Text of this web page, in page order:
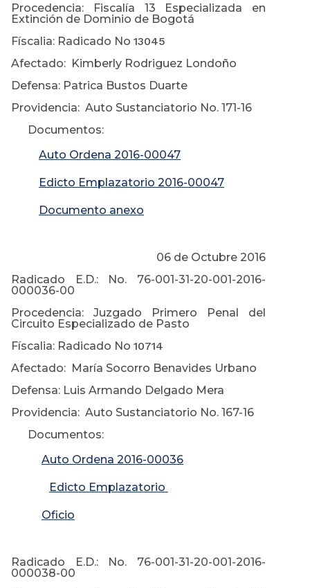
Procedencia: Fiscalía 13 Especializada en
Extinción de Dominio de Bogotá
Físcalia: Radicado No 13045
Afectado: Kimberly Rodriguez Londoño
Defensa: Patrica Bustos Duarte
Providencia: Auto Sustanciatorio No. 171-16
Documentos:
Auto Ordena 2016-00047
Edicto Emplazatorio 2016-00047
Documento anexo
06 de Octubre 2016
Radicado E.D.: No. 76-001-31-20-001-2016-
000036-00
Procedencia: Juzgado Primero Penal del
Circuito Especializado de Pasto
Físcalia: Radicado No 10714
Afectado: María Socorro Benavides Urbano
Defensa: Luis Armando Delgado Mera
Providencia: Auto Sustanciatorio No. 167-16
Documentos:
Auto Ordena 2016-00036
Edicto Emplazatorio
Oficio
Radicado E.D.: No. 76-001-31-20-001-2016-
000038-00